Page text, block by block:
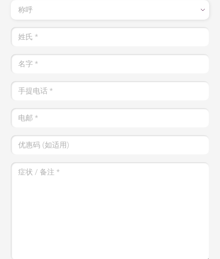
称呼
姓氏*
名字*
手提电话*
电邮*
优惠码 (如适用)
症状 / 备注*